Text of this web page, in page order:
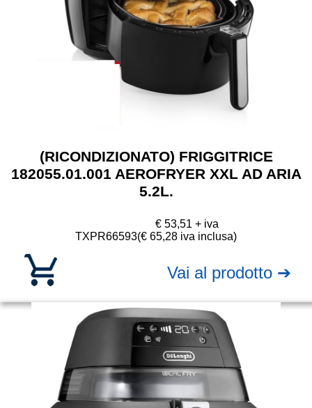
(RICONDIZIONATO) FRIGGITRICE
182055.01.001 AEROFRYER XXL AD ARIA
5.2L.
TXPR66593
€ 53,51 + iva
(€ 65,28 iva inclusa)
Vai al prodotto ➔